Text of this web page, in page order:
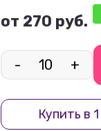
от 270 руб.
- +
Купить в